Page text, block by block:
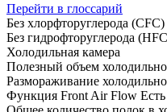
Перейти в глоссарий
Без хлорфторуглерода (CFC)
Без гидрофторуглерода
Холодильная камера
Полезный объем
Размораживание
Функция Front Air Flow Есть